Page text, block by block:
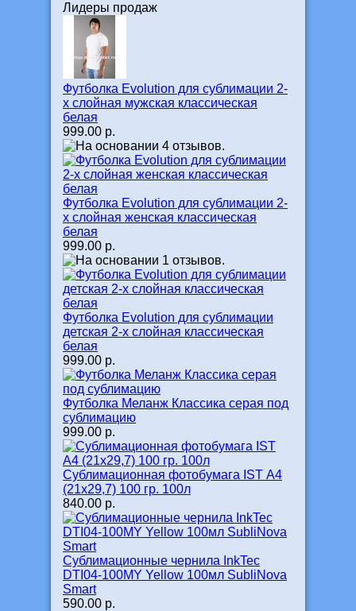
Лидеры продаж
Футболка Evolution для сублимации 2-
х слойная мужская классическая
белая
999.00 р.
Футболка Evolution для сублимации 2-
х слойная женская классическая
белая
999.00 р.
Футболка Evolution для сублимации
детская 2-х слойная классическая
белая
999.00 р.
Футболка Меланж Классика серая под
сублимацию
999.00 р.
Сублимационная фотобумага IST А4
(21х29,7) 100 гр. 100л
840.00 р.
Сублимационные чернила InkTec
DTI04-100MY Yellow 100мл SubliNova
Smart
590.00 р.